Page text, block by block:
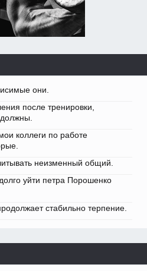
они.
после тренировки,
коллеги по работе
неизменный общий.
уйти петра Порошенко
стабильно терпение.